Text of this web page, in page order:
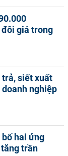
đôi giá trong
trả, siết xuất
nghiệp
hai ứng
tăng trần